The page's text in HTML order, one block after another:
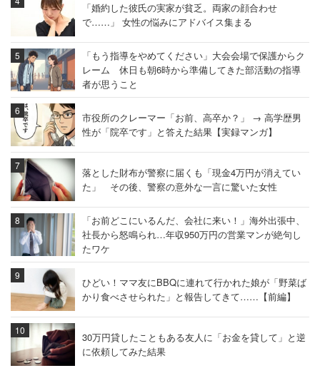
「婚約した彼氏の実家が貧乏。両家の顔合わせ
で……」 女性の悩みにアドバイス集まる
「もう指導をやめてください」大会会場で保護からク
レーム 休日も朝6時から準備してきた部活動の指導
者が思うこと
市役所のクレーマー「お前、高卒か？」 → 高学歴男
性が「院卒です」と答えた結果【実録マンガ】
落とした財布が警察に届くも「現金4万円が消えてい
た」 その後、警察の意外な一言に驚いた女性
「お前どこにいるんだ、会社に来い！」海外出張中、
社長から怒鳴られ…年収950万円の営業マンが絶句し
たワケ
ひどい！ママ友にBBQに連れて行かれた娘が「野菜ば
かり食べさせられた」と報告してきて……【前編】
30万円貸したこともある友人に「お金を貸して」と逆
に依頼してみた結果